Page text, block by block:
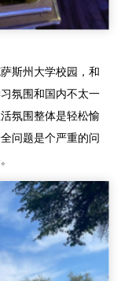
斯州大学校园，和
氛围和国内不太一
氛围整体是轻松愉
问题是个严重的问